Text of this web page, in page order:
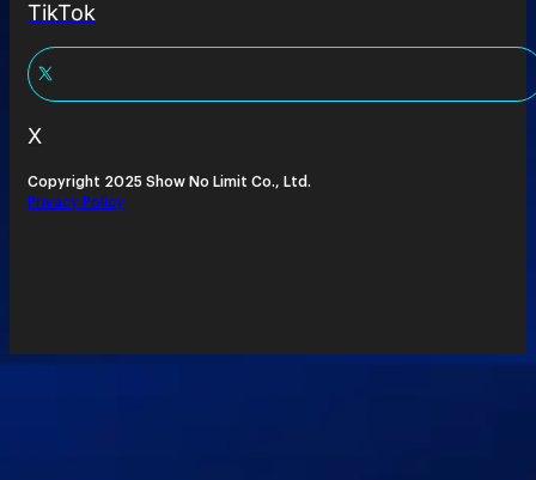
TikTok
X
Copyright 2025 Show No Limit Co., Ltd.
Privacy Policy